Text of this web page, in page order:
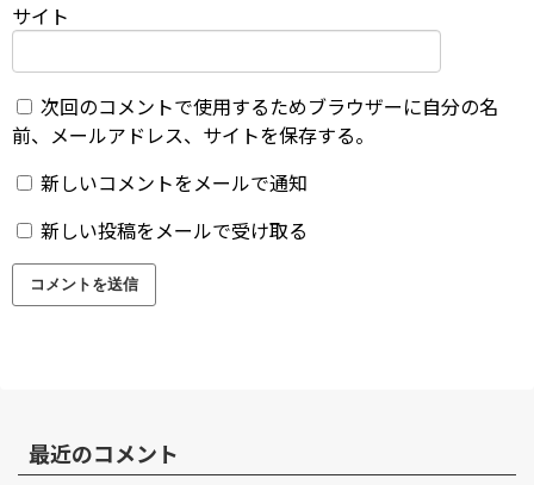
サイト
次回のコメントで使用するためブラウザーに自分の名
前、メールアドレス、サイトを保存する。
新しいコメントをメールで通知
新しい投稿をメールで受け取る
最近のコメント